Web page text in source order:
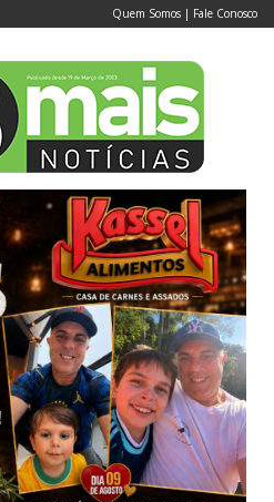
Quem Somos | Fale Conosco